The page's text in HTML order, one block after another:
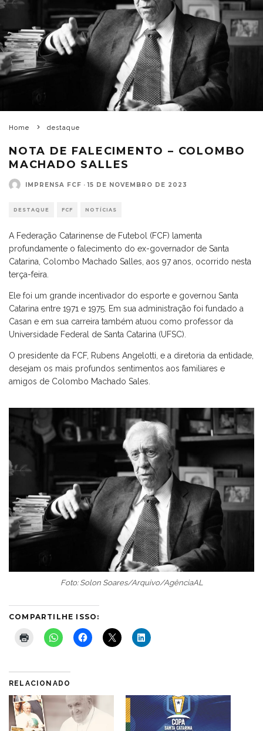
Home destaque
NOTA DE FALECIMENTO – COLOMBO
MACHADO SALLES
IMPRENSA FCF · 15 DE NOVEMBRO DE 2023
DESTAQUE FCF NOTÍCIAS
A Federação Catarinense de Futebol (FCF) lamenta
profundamente o falecimento do ex-governador de Santa
Catarina, Colombo Machado Salles, aos 97 anos, ocorrido nesta
terça-feira.
Ele foi um grande incentivador do esporte e governou Santa
Catarina entre 1971 e 1975. Em sua administração foi fundado a
Casan e em sua carreira também atuou como professor da
Universidade Federal de Santa Catarina (UFSC).
O presidente da FCF, Rubens Angelotti, e a diretoria da entidade,
desejam os mais profundos sentimentos aos familiares e
amigos de Colombo Machado Sales.
Foto: Solon Soares/Arquivo/AgênciaAL
COMPARTILHE ISSO:
RELACIONADO